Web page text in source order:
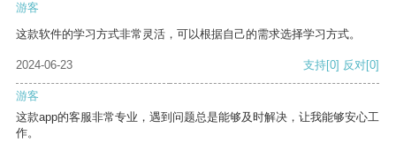
游客
这款软件的学习方式非常灵活，可以根据自己的需求选择学习方式。
2024-06-23 支持[0] 反对[0]
游客
这款app的客服非常专业，遇到问题总是能够及时解决，让我能够安心工
作。